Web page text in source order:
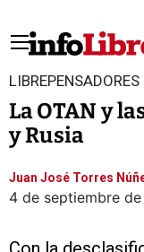
LIBREPENSADORES
La OTAN y
y Rusia
Juan José Torres
4 de septiembre de